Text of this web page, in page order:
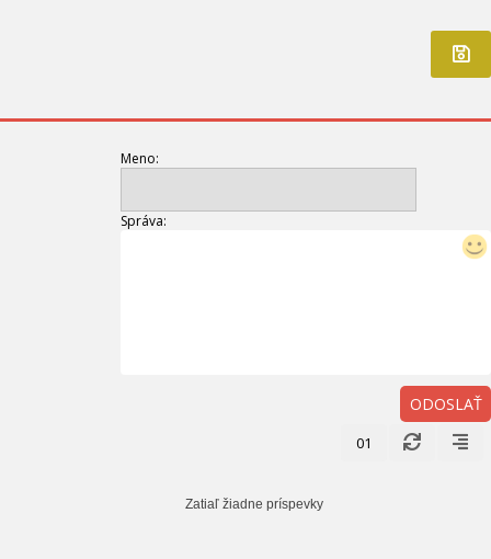
Meno:
Správa:
ODOSLAŤ
01
Zatiaľ žiadne príspevky